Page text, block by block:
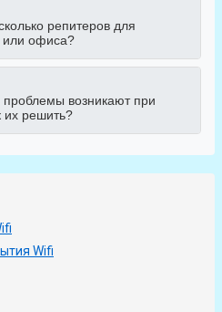
репитеров для
или офиса?
возникают при
их решить?
Wifi